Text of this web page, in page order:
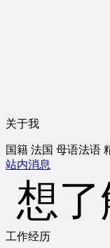
关于我
国籍 法国 母语法语
站内消息
想
工作经历